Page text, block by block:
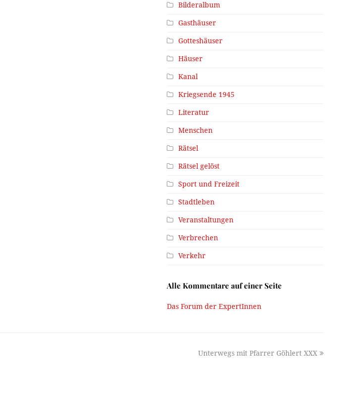
Bilderalbum
Gasthäuser
Gotteshäuser
Häuser
Kanal
Kriegsende 1945
Literatur
Menschen
Rätsel
Rätsel gelöst
Sport und Freizeit
Stadtleben
Veranstaltungen
Verbrechen
Verkehr
Alle Kommentare auf einer Seite
Das Forum der ExpertInnen
next
Unterwegs mit Pfarrer Göhlert XXX